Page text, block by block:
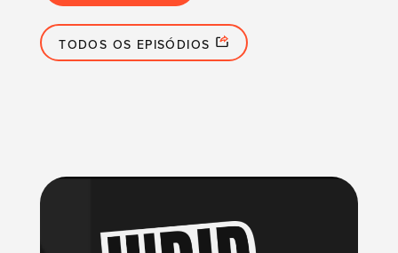
TODOS OS EPISÓDIOS